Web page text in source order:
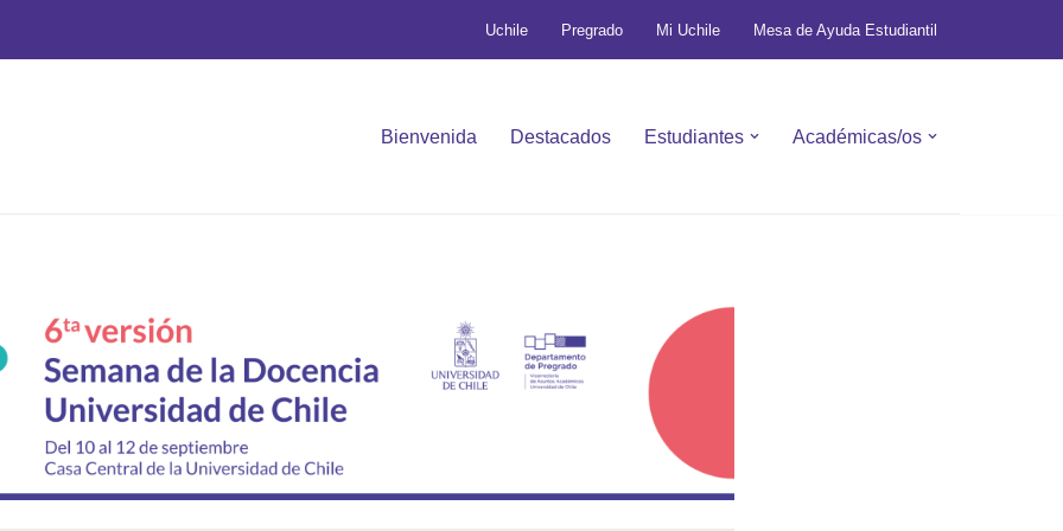
Uchile Pregrado Mi Uchile Mesa de Ayuda Estudiantil
Bienvenida Destacados Estudiantes Académicas/os